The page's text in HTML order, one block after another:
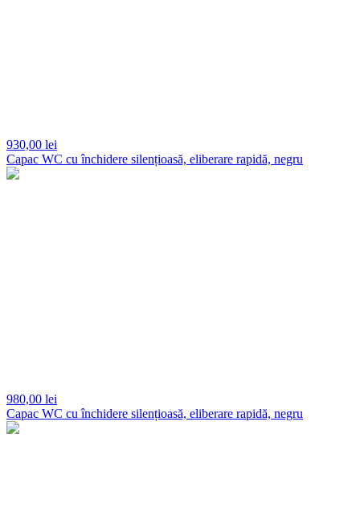
930,00 lei
Capac WC cu închidere silențioasă, eliberare rapidă, negru
980,00 lei
Capac WC cu închidere silențioasă, eliberare rapidă, negru